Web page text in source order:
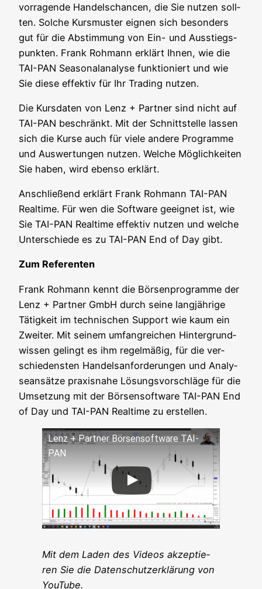
vor­ra­gen­de Han­dels­chan­cen, die Sie nut­zen soll­
ten. Sol­che Kurs­mus­ter eig­nen sich beson­ders
gut für die Abstim­mung von Ein- und Aus­stiegs­
punk­ten. Frank Roh­mann erklärt Ihnen, wie die
TAI-PAN Sea­so­nal­ana­ly­se funk­tio­niert und wie
Sie die­se effek­tiv für Ihr Tra­ding nutzen.
Die Kurs­da­ten von Lenz + Part­ner sind nicht auf
TAI-PAN beschränkt. Mit der Schnitt­stel­le las­sen
sich die Kur­se auch für vie­le ande­re Pro­gram­me
und Aus­wer­tun­gen nut­zen. Wel­che Mög­lich­kei­ten
Sie haben, wird eben­so erklärt.
Anschlie­ßend erklärt Frank Roh­mann TAI-PAN
Real­time. Für wen die Soft­ware geeig­net ist, wie
Sie TAI-PAN Real­time effek­tiv nut­zen und wel­che
Unter­schie­de es zu TAI-PAN End of Day gibt.
Zum Refe­ren­ten
Frank Roh­mann kennt die Bör­sen­pro­gram­me der
Lenz + Part­ner GmbH durch sei­ne lang­jäh­ri­ge
Tätig­keit im tech­ni­schen Sup­port wie kaum ein
Zwei­ter. Mit sei­nem umfang­rei­chen Hin­ter­grund­
wis­sen gelingt es ihm regel­mä­ßig, für die ver­
schie­dens­ten Han­dels­an­for­de­run­gen und Ana­ly­
se­an­sät­ze pra­xis­na­he Lösungs­vor­schlä­ge für die
Umset­zung mit der Bör­sen­soft­ware TAI-PAN End
of Day und TAI-PAN Real­time zu erstellen.
Lenz + Part­ner Bör­sen­soft­ware TAI-
PAN
Mit dem Laden des Vide­os akzep­tie­
ren Sie die Daten­schutz­er­klä­rung von
YouTube.